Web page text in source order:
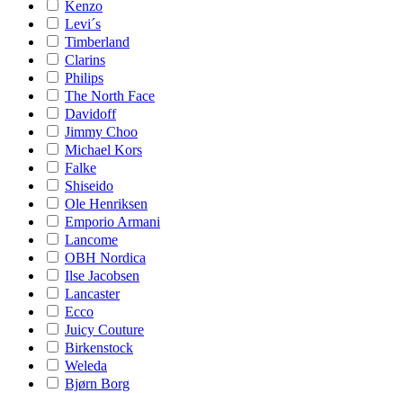
Kenzo
Levi´s
Timberland
Clarins
Philips
The North Face
Davidoff
Jimmy Choo
Michael Kors
Falke
Shiseido
Ole Henriksen
Emporio Armani
Lancome
OBH Nordica
Ilse Jacobsen
Lancaster
Ecco
Juicy Couture
Birkenstock
Weleda
Bjørn Borg